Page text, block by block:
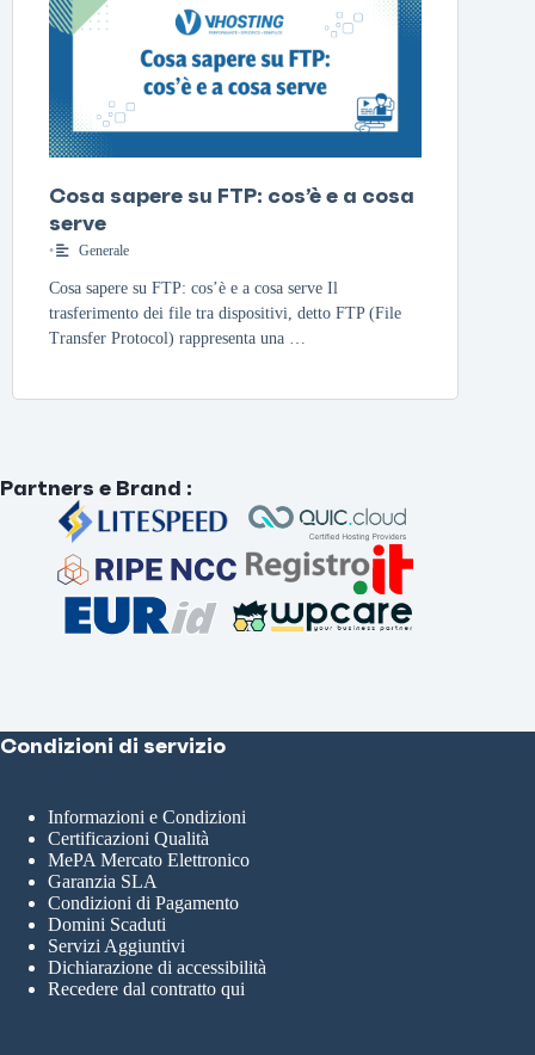
Cosa sapere su FTP: cos’è e a cosa
serve
• Generale
Cosa sapere su FTP: cos’è e a cosa serve Il
trasferimento dei file tra dispositivi, detto FTP (File
Transfer Protocol) rappresenta una …
Partners e Brand :
Condizioni di servizio
Informazioni e Condizioni
Certificazioni Qualità
MePA Mercato Elettronico
Garanzia SLA
Condizioni di Pagamento
Domini Scaduti
Servizi Aggiuntivi
Dichiarazione di accessibilità
Recedere dal contratto qui